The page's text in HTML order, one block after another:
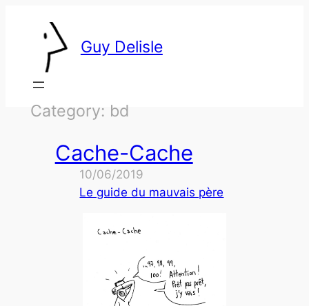
Guy Delisle
Category: bd
Cache-Cache
10/06/2019
Le guide du mauvais père